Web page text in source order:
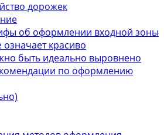
дорожек
об оформлении входной зоны
красиво
быть идеально выровнено
по оформлению